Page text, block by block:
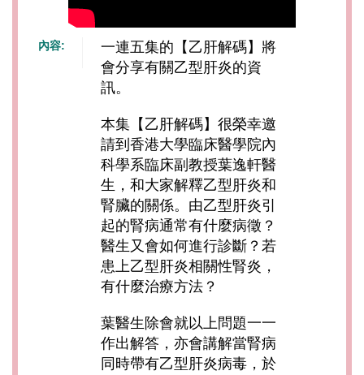
內容:
一連五集的【乙肝解碼】將
會分享有關乙型肝炎的資
訊。
本集【乙肝解碼】很榮幸邀
請到香港大學臨床醫學院內
科學系臨床副教授葉逸軒醫
生，和大家解釋乙型肝炎和
腎臟的關係。由乙型肝炎引
起的腎病通常有什麼病徵？
醫生又會如何進行診斷？若
患上乙型肝炎相關性腎炎，
有什麼治療方法？
葉醫生除會就以上問題一一
作出解答，亦會講解當腎病
同時帶有乙型肝炎病毒，於